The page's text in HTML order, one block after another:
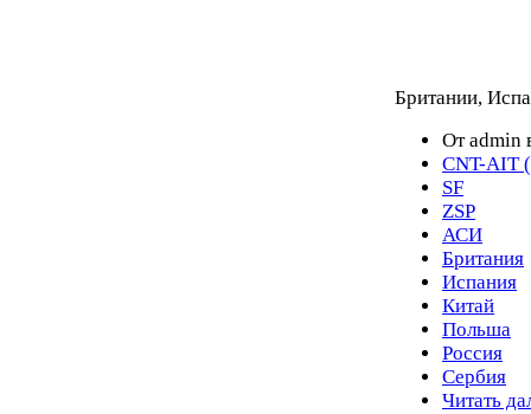
Британии,
От admin
CNT-AIT
SF
ZSP
АСИ
Британия
Испания
Китай
Польша
Россия
Сербия
Читать